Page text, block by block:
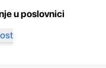
u poslovnici